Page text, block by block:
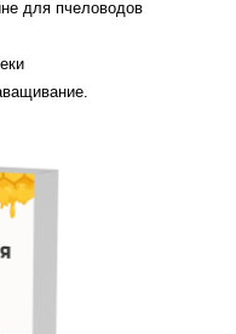
для пчеловодов